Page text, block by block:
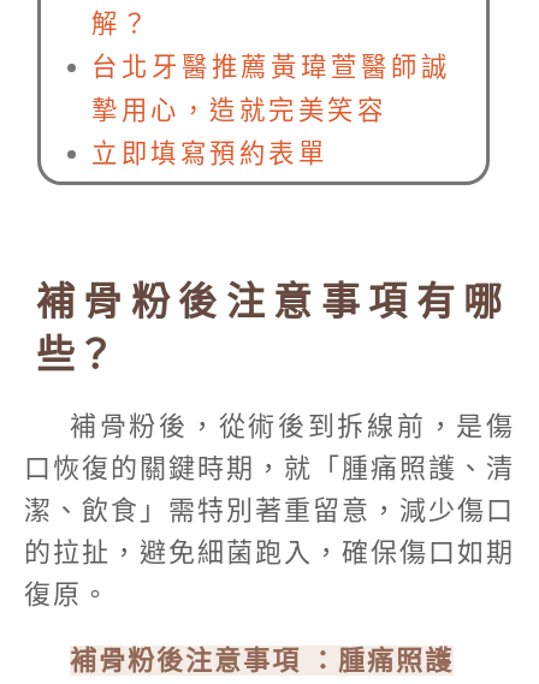
解？
台北牙醫推薦黃瑋萱醫師誠
摯用心，造就完美笑容
立即填寫預約表單
補骨粉後注意事項有哪
些？
補骨粉後，從術後到拆線前，是傷
口恢復的關鍵時期，就「腫痛照護、清
潔、飲食」需特別著重留意，減少傷口
的拉扯，避免細菌跑入，確保傷口如期
復原。
補骨粉後注意事項 ：腫痛照護